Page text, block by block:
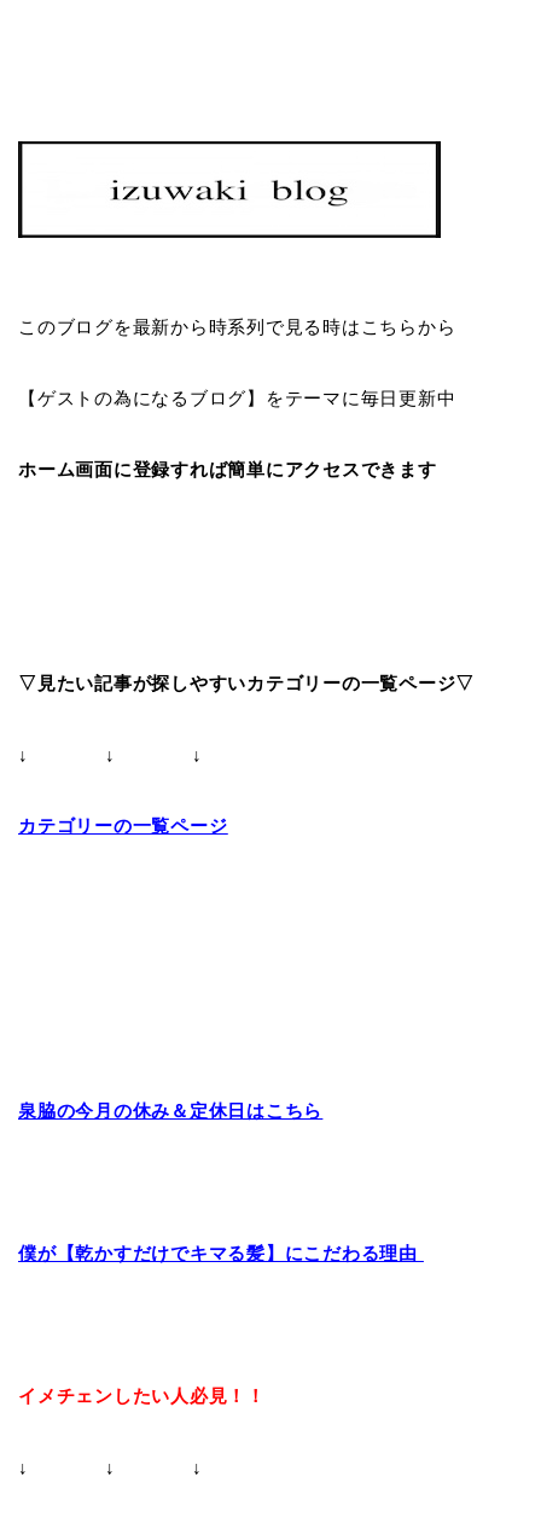
このブログを最新から時系列で見る時はこちらから
【ゲストの為になるブログ】をテーマに毎日更新中
ホーム画面に登録すれば簡単にアクセスできます
▽見たい記事が探しやすいカテゴリーの一覧ページ▽
↓ ↓ ↓
カテゴリーの一覧ページ
泉脇の今月の休み＆定休日はこちら
僕が【乾かすだけでキマる髪】にこだわる理由
イメチェンしたい人必見！！
↓ ↓ ↓